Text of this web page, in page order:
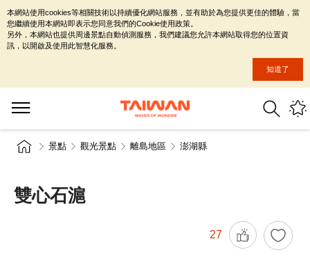
景點 觀光景點 離島地區 澎湖縣
雙心石滬
27
本網站使用cookies等相關技術以持續優化網站服務，並有助於為您提供更佳的體驗，當
您繼續使用本網站即表示您同意我們的Cookie使用政策。
另外，本網站也提供周邊景點自動偵測服務，我們建議您允許本網站取得您的位置資
訊，以開啟及使用此智慧化服務。
知道了